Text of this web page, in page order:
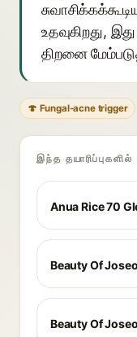
உதவுகிறது,
திறனை
🍄 Fungal-acne trigger
இந்த
Anua Rice 70
Beauty Of
Beauty Of